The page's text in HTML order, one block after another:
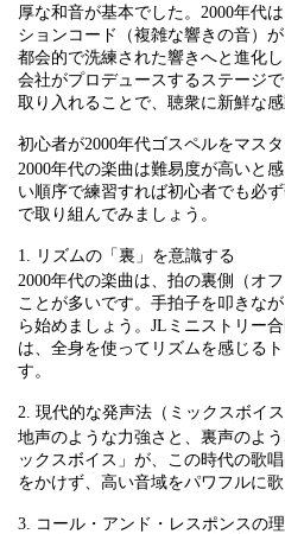
厚な和音が基本でした。2000年代
ションコード（複雑な響きの音）
都会的で洗練された響きへと進化
会社がプロデュースするステージ
取り入れることで、聴衆に新鮮な感
初心者が2000年代ゴスペルをマス
2000年代の楽曲は難易度が高いと
い順序で練習すれば初心者でも必
で取り組んでみましょう。
1. リズムの「裏」を意識する
2000年代の楽曲は、拍の裏側（オ
ことが多いです。手拍子を叩きな
ら始めましょう。JLミニストリー
は、全身を使ってリズムを感じる
す。
2. 現代的な発声法（ミックスボイ
地声のような力強さと、裏声のよ
ックスボイス」が、この時代の歌
をかけず、高い音域をパワフルに
3. コール・アンド・レスポンスの